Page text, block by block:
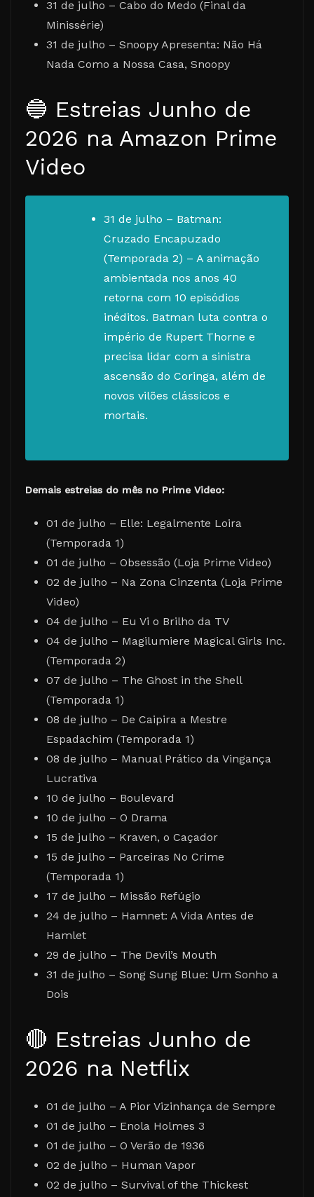
31 de julho – Cabo do Medo (Final da
Minissérie)
31 de julho – Snoopy Apresenta: Não Há
Nada Como a Nossa Casa, Snoopy
🔵 Estreias Junho de
2026 na Amazon Prime
Video
31 de julho – Batman:
Cruzado Encapuzado
(Temporada 2) – A animação
ambientada nos anos 40
retorna com 10 episódios
inéditos. Batman luta contra o
império de Rupert Thorne e
precisa lidar com a sinistra
ascensão do Coringa, além de
novos vilões clássicos e
mortais.
Demais estreias do mês no Prime Video:
01 de julho – Elle: Legalmente Loira
(Temporada 1)
01 de julho – Obsessão (Loja Prime Video)
02 de julho – Na Zona Cinzenta (Loja Prime
Video)
04 de julho – Eu Vi o Brilho da TV
04 de julho – Magilumiere Magical Girls Inc.
(Temporada 2)
07 de julho – The Ghost in the Shell
(Temporada 1)
08 de julho – De Caipira a Mestre
Espadachim (Temporada 1)
08 de julho – Manual Prático da Vingança
Lucrativa
10 de julho – Boulevard
10 de julho – O Drama
15 de julho – Kraven, o Caçador
15 de julho – Parceiras No Crime
(Temporada 1)
17 de julho – Missão Refúgio
24 de julho – Hamnet: A Vida Antes de
Hamlet
29 de julho – The Devil’s Mouth
31 de julho – Song Sung Blue: Um Sonho a
Dois
🔴 Estreias Junho de
2026 na Netflix
01 de julho – A Pior Vizinhança de Sempre
01 de julho – Enola Holmes 3
01 de julho – O Verão de 1936
02 de julho – Human Vapor
02 de julho – Survival of the Thickest